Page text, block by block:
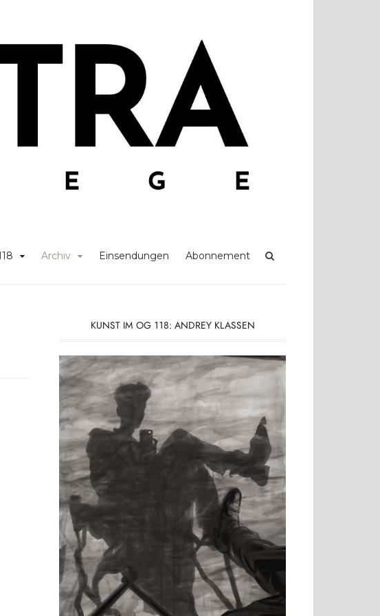
Archiv Einsendungen Abonnement
KUNST IM OG 118: ANDREY KLASSEN